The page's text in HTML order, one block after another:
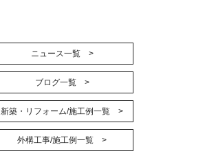
ニュース一覧 >
ブログ一覧 >
新築・リフォーム/施工例一覧 >
外構工事/施工例一覧 >